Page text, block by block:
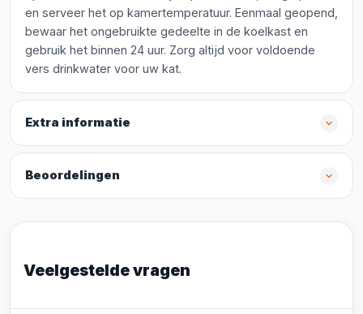
en serveer het op kamertemperatuur. Eenmaal geopend,
bewaar het ongebruikte gedeelte in de koelkast en
gebruik het binnen 24 uur. Zorg altijd voor voldoende
vers drinkwater voor uw kat.
Extra informatie
Beoordelingen
Veelgestelde vragen